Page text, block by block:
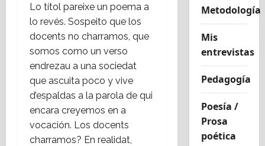
Lo títol pareixe un poema a
lo revés. Sospeito que los
docents no charramos, que
somos como un verso
endrezau a una sociedat
que ascuita poco y vive
d’espaldas a la parola de qui
encara creyemos en a
vocación. Los docents
charramos? En realidat,
Metodología
Mis
entrevistas
Pedagogía
Poesía /
Prosa
poética